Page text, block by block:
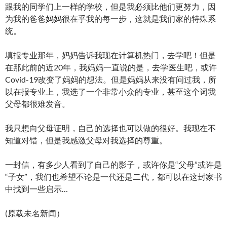
跟我的同学们上一样的学校，但是我必须比他们更努力，因
为我的爸爸妈妈很在乎我的每一步，这就是我们家的特殊系
统。
填报专业那年，妈妈告诉我现在计算机热门，去学吧！但是
在那此前的近20年，我妈妈一直说的是，去学医生吧，或许
Covid-19改变了妈妈的想法。但是妈妈从来没有问过我，所
以在报专业上，我选了一个非常小众的专业，甚至这个词我
父母都很难发音。
我只想向父母证明，自己的选择也可以做的很好。我现在不
知道对错，但是我感激父母对我选择的尊重。
一封信，有多少人看到了自己的影子，或许你是“父母”或许是
“子女”，我们也希望不论是一代还是二代，都可以在这封家书
中找到一些启示…
(原载未名新闻）